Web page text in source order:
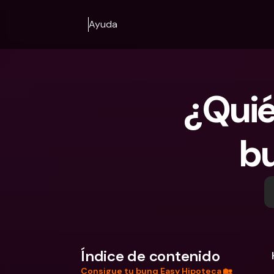
Ayuda
Índice de contenido
Consigue tu bunq Easy Hipoteca 🏡